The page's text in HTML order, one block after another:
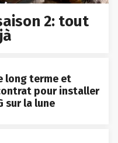
2: tout
long terme et
pour installer
sur la lune